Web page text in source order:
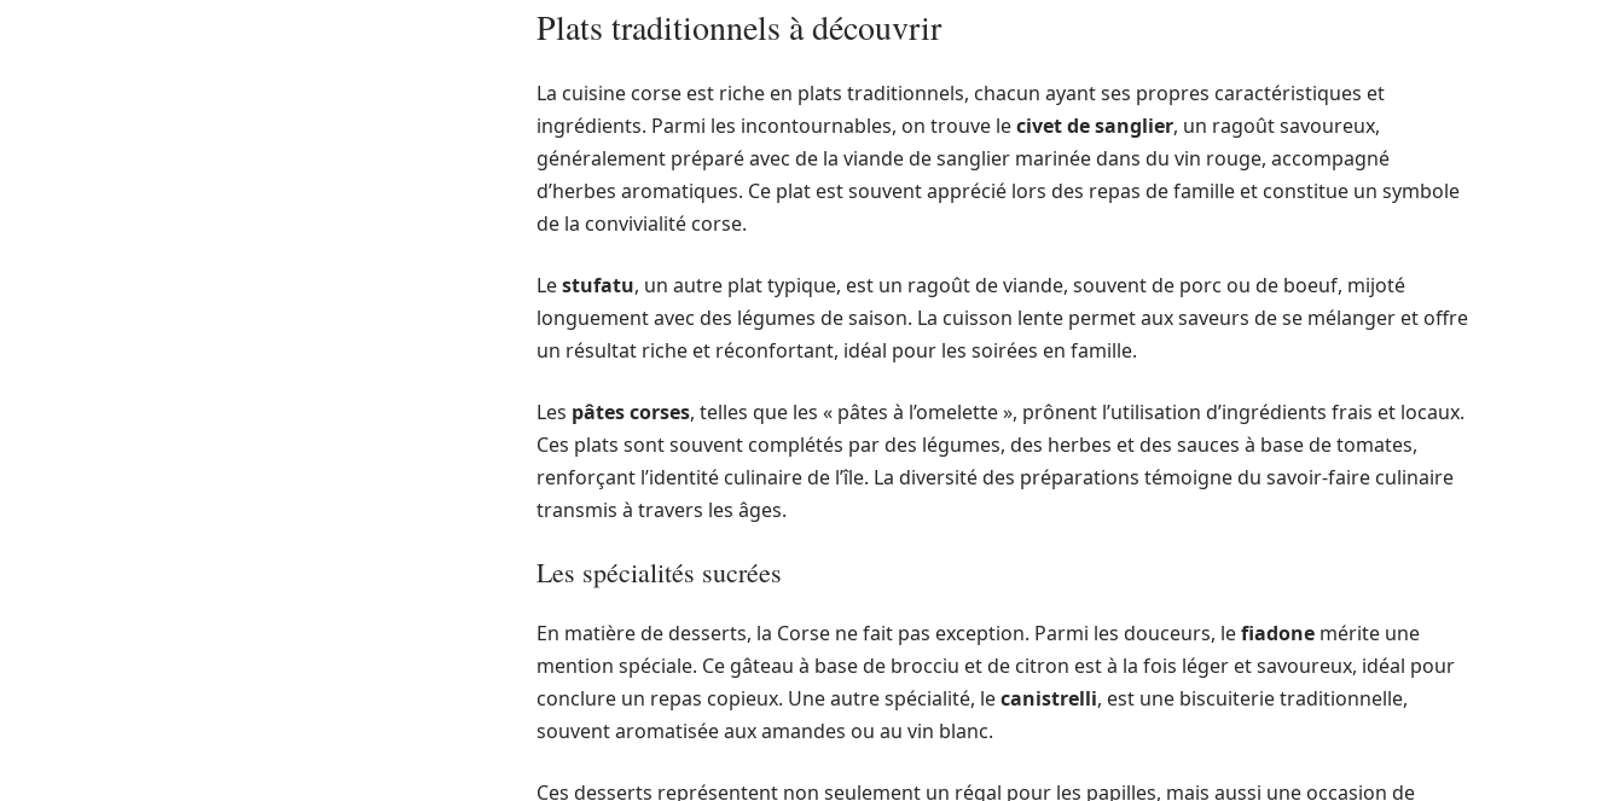
Plats traditionnels à découvrir
La cuisine corse est riche en plats traditionnels, chacun ayant ses propres caractéristiques et
ingrédients. Parmi les incontournables, on trouve lecivet de sanglier, un ragoût savoureux,
généralement préparé avec de la viande de sanglier marinée dans du vin rouge, accompagné
d’herbes aromatiques. Ce plat est souvent apprécié lors des repas de famille et constitue un symbole
de la convivialité corse.
Lestufatu, un autre plat typique, est un ragoût de viande, souvent de porc ou de boeuf, mijoté
longuement avec des légumes de saison. La cuisson lente permet aux saveurs de se mélanger et offre
un résultat riche et réconfortant, idéal pour les soirées en famille.
Les pâtes corses, telles que les « pâtes à l’omelette », prônent l’utilisation d’ingrédients frais et locaux.
Ces plats sont souvent complétés par des légumes, des herbes et des sauces à base de tomates,
renforçant l’identité culinaire de l’île. La diversité des préparations témoigne du savoir-faire culinaire
transmis à travers les âges.
Les spécialités sucrées
En matière de desserts, la Corse ne fait pas exception. Parmi les douceurs, lefiadone mérite une
mention spéciale. Ce gâteau à base de brocciu et de citron est à la fois léger et savoureux, idéal pour
conclure un repas copieux. Une autre spécialité, lecanistrelli, est une biscuiterie traditionnelle,
souvent aromatisée aux amandes ou au vin blanc.
Ces desserts représentent non seulement un régal pour les papilles, mais aussi une occasion de